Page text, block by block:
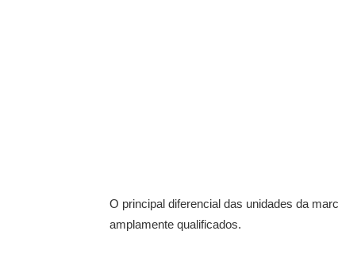
O principal diferencial das unidades da
amplamente qualificados.